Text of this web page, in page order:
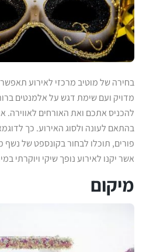
בחירה של מוטיב מרכזי לאירוע
מדויק ועם שימת דגש על אלמנטים
להכניס אתכם ואת האורחים לאווירה.
בהתאם לעונה ולסוג האירוע. כך
פורים, תוכלו לבחור בקונספט של נשף
אשר יקנו לאירוע נופך שיקי ויוקרתי
מיקום